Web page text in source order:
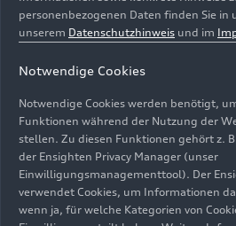
der Avus in Berlin erstmals
„Silberpfeile“. Auch wenn weder der Audi-
diesem Tag zu gewinnen
beherrschten diese beiden
Ausbruch des Zweiten
internationalen Rennstrecken
kaum vorstellbar: Die Auto
waren 1936 auf den langen
der Lage, bis auf 380 km/h zu
Weitere
Bilder (10) Videos
personenbezogenen Daten finden Sie in
unserem Datenschutzhinweis und im
Notwendige Cookies
Notwendige Cookies werden benötigt,
Funktionen während der Nutzung der
stellen. Zu diesen Funktionen gehört z.
der Ensighten Privacy Manager (unser
Einwilligungsmanagementtool). Der
verwendet Cookies, um Informationen
wenn ja, für welche Kategorien von